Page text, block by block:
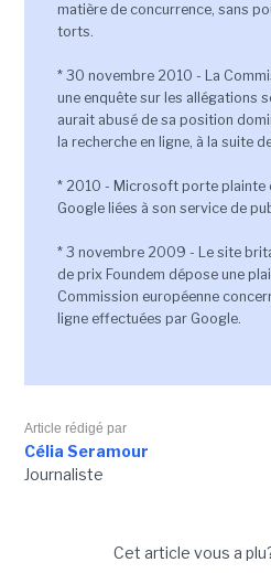
matière de concurrence, sans
torts.
* 30 novembre 2010 - La
une enquête sur les allégations
aurait abusé de sa position
la recherche en ligne, à la suite
* 2010 - Microsoft porte plainte
Google liées à son service de
* 3 novembre 2009 - Le site
de prix Foundem dépose une
Commission européenne
ligne effectuées par Google.
Article rédigé par
Célia Seramour
Journaliste
Cet article vous a